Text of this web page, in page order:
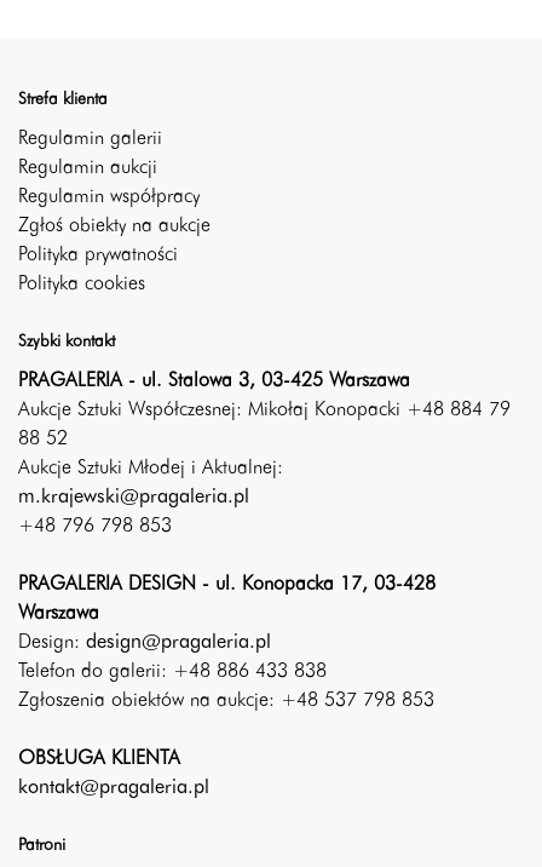
Strefa klienta
Regulamin galerii
Regulamin aukcji
Regulamin współpracy
Zgłoś obiekty na aukcje
Polityka prywatności
Polityka cookies
Szybki kontakt
PRAGALERIA - ul. Stalowa 3, 03-425 Warszawa
Aukcje Sztuki Współczesnej: Mikołaj Konopacki +48 884 79
88 52
Aukcje Sztuki Młodej i Aktualnej:
m.krajewski@pragaleria.pl
+48 796 798 853
PRAGALERIA DESIGN - ul. Konopacka 17, 03-428
Warszawa
Design: design@pragaleria.pl
Telefon do galerii: +48 886 433 838
Zgłoszenia obiektów na aukcje: +48 537 798 853
OBSŁUGA KLIENTA
kontakt@pragaleria.pl
Patroni